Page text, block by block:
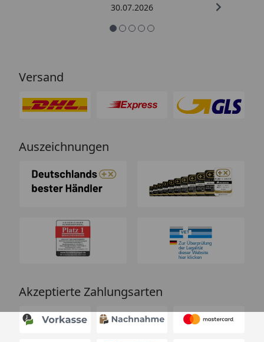
30.07.2026
Versand
Auszeichnungen
Akzeptierte Zahlungsarten